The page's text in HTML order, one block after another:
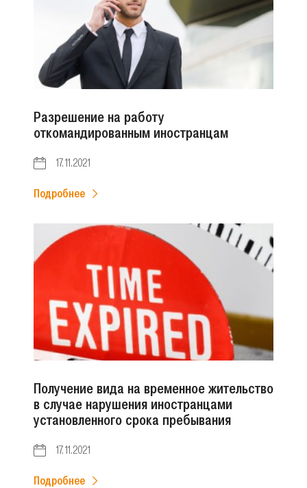
Разрешение на работу
откомандированным иностранцам
17.11.2021
Подробнее
Получение вида на временное жительство
в случае нарушения иностранцами
установленного срока пребывания
17.11.2021
Подробнее